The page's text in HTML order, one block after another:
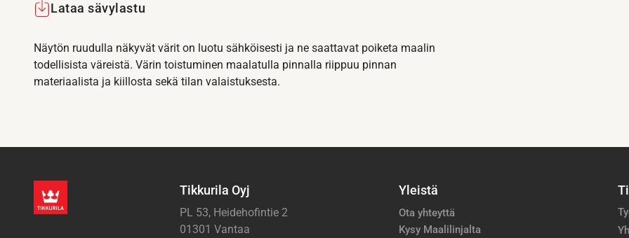
Lataa sävylastu
Näytön ruudulla näkyvät värit on luotu sähköisesti ja ne saattavat poiketa maalin
todellisista väreistä. Värin toistuminen maalatulla pinnalla riippuu pinnan
materiaalista ja kiillosta sekä tilan valaistuksesta.
Tikkurila Oyj
PL 53, Heidehofintie 2
01301 Vantaa
Yleistä
Ota yhteyttä
Kysy Maalilinjalta